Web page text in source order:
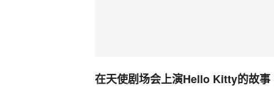
在天使剧场会上演Hello Kitty的故事